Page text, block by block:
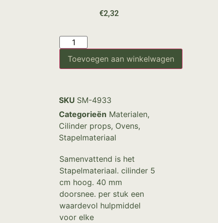
€2,32
Toevoegen aan winkelwagen
SKU SM-4933
Categorieën Materialen,
Cilinder props, Ovens,
Stapelmateriaal
Samenvattend is het
Stapelmateriaal. cilinder 5
cm hoog. 40 mm
doorsnee. per stuk een
waardevol hulpmiddel
voor elke